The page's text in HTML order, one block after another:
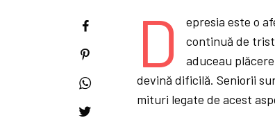
D
epresia este o
continuă de
aduceau
devină dificilă. Seniorii
mituri legate de acest